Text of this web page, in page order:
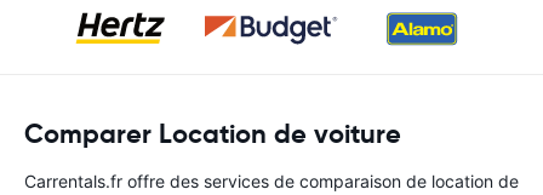
Comparer Location de voiture
Carrentals.fr offre des services de comparaison de location de